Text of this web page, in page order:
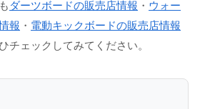
ダーツボードの販売店情報 ・ ウォー
報 ・ 電動キックボードの販売店情報
チェックしてみてください。